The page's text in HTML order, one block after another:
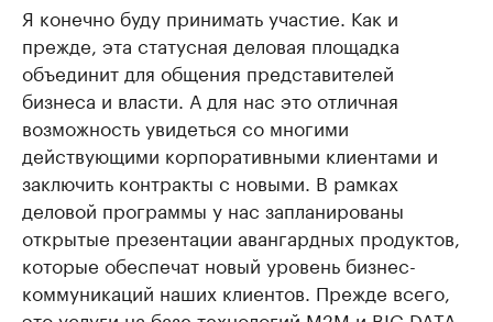
Я конечно буду принимать участие. Как и
прежде, эта статусная деловая площадка
объединит для общения представителей
бизнеса и власти. А для нас это отличная
возможность увидеться со многими
действующими корпоративными клиентами и
заключить контракты с новыми. В рамках
деловой программы у нас запланированы
открытые презентации авангардных продуктов,
которые обеспечат новый уровень бизнес-
коммуникаций наших клиентов. Прежде всего,